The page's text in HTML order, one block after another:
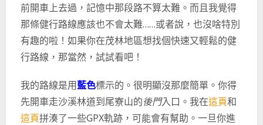
前開車上去過，記憶中那段路不算太難。而且我覺得
那條健行路線應該也不會太難……或者說，也沒啥特別
有趣的啦！如果你在茂林地區想找個快速又輕鬆的健
行路線，那當然，試試看吧！
我的路線是用藍色標示的。很明顯沒那麼簡單。你得
先開車走沙溪林道到尾寮山的後門入口。我在這頁和
這頁拼湊了一些GPX軌跡，可能會有幫助。一旦你進